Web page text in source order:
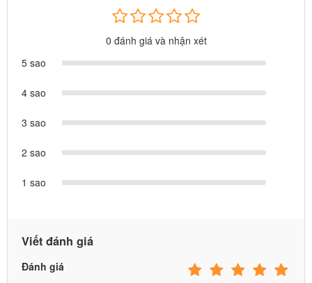
THÔNG TIN THƯƠNG HIỆU
100% sản phẩm do Babycuatoi.vn cung cấp đều đạt TCVN về an
0 đánh giá và nhận xét
5 sao
4 sao
3 sao
2 sao
1 sao
Viết đánh giá
Đánh giá